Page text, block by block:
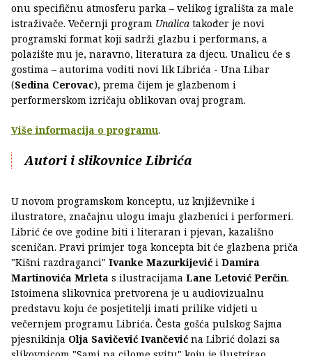
onu specifičnu atmosferu parka – velikog igrališta za male
istraživače. Večernji program Unalica također je novi
programski format koji sadrži glazbu i performans, a
polazište mu je, naravno, literatura za djecu. Unalicu će s
gostima – autorima voditi novi lik Librića - Una Libar
(Sedina Cerovac), prema čijem je glazbenom i
performerskom izričaju oblikovan ovaj program.
Više informacija o programu.
Autori i slikovnice Librića
U novom programskom konceptu, uz književnike i
ilustratore, značajnu ulogu imaju glazbenici i performeri.
Librić će ove godine biti i literaran i pjevan, kazališno
sceničan. Pravi primjer toga koncepta bit će glazbena priča
"Kišni razdraganci" Ivanke Mazurkijević i Damira
Martinovića Mrleta s ilustracijama Lane Letović Perčin.
Istoimena slikovnica pretvorena je u audiovizualnu
predstavu koju će posjetitelji imati prilike vidjeti u
večernjem programu Librića. Česta gošća pulskog Sajma
pjesnikinja Olja Savičević Ivančević na Librić dolazi sa